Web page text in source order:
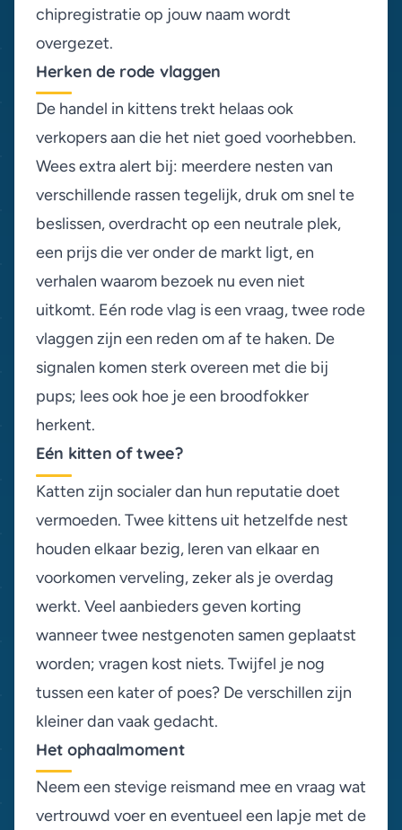
chipregistratie op jouw naam wordt
overgezet.
Herken de rode vlaggen
De handel in kittens trekt helaas ook
verkopers aan die het niet goed voorhebben.
Wees extra alert bij: meerdere nesten van
verschillende rassen tegelijk, druk om snel te
beslissen, overdracht op een neutrale plek,
een prijs die ver onder de markt ligt, en
verhalen waarom bezoek nu even niet
uitkomt. Eén rode vlag is een vraag, twee rode
vlaggen zijn een reden om af te haken. De
signalen komen sterk overeen met die bij
pups; lees ook hoe je een broodfokker
herkent.
Eén kitten of twee?
Katten zijn socialer dan hun reputatie doet
vermoeden. Twee kittens uit hetzelfde nest
houden elkaar bezig, leren van elkaar en
voorkomen verveling, zeker als je overdag
werkt. Veel aanbieders geven korting
wanneer twee nestgenoten samen geplaatst
worden; vragen kost niets. Twijfel je nog
tussen een kater of poes? De verschillen zijn
kleiner dan vaak gedacht.
Het ophaalmoment
Neem een stevige reismand mee en vraag wat
vertrouwd voeren eventueel een lapje met de